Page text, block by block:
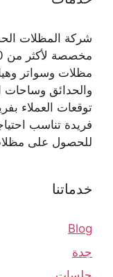
شركة المظلات
مظلات وسواتر
والحدائق وساحات
توقعات العملاء
فريدة تناسب
للحصول على
خدماتنا
Blog
جدة